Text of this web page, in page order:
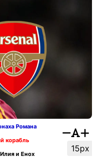
15px
Романа
корабль
и Енох